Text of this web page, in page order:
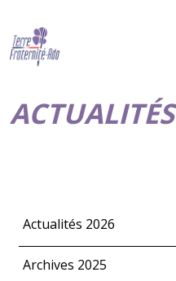
ACTUALITÉS
Actualités 2026
Archives 2025